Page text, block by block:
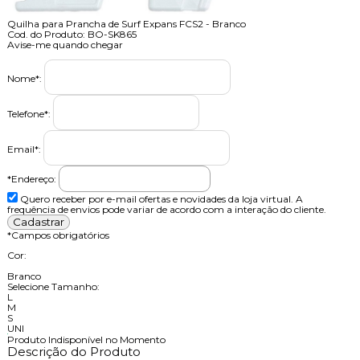
Quilha para Prancha de Surf Expans FCS2 - Branco
Cod. do Produto: BO-SK865
Avise-me quando chegar
Nome*:
Telefone*:
Email*:
*Endereço:
Quero receber por e-mail ofertas e novidades da loja virtual. A
frequência de envios pode variar de acordo com a interação do cliente.
*Campos obrigatórios
Cor:
Branco
Selecione Tamanho:
L
M
S
UNI
Produto Indisponível no Momento
Descrição do Produto